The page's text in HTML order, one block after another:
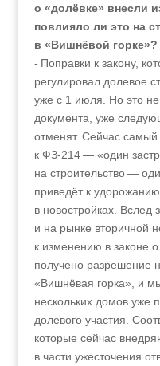
о «долёвке» внесли
повлияло ли это на
в «Вишнёвой горке»?
- Поправки к закону,
регулировал долевое
уже с 1 июля. Но это
документа, уже
отменят. Сейчас
к ФЗ-214 — «один
на строительство —
приведёт к
в новостройках. Вслед
и на рынке вторичной
к изменению в законе
получено разрешение
«Вишнёвая горка», и
нескольких домов уже
долевого участия.
которые сейчас
в части ужесточения